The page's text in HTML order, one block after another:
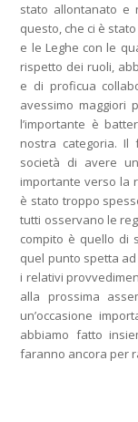
stato allontanato e
questo, che ci è
e le Leghe con le
rispetto dei ruoli,
e di proficua
avessimo maggiori
l’importante è
nostra categoria. Il
società di avere
importante verso la
è stato troppo
tutti osservano le
compito è quello di
quel punto spetta
i relativi
alla prossima
un’occasione
abbiamo fatto
faranno ancora per